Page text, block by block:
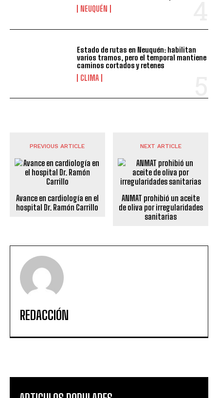
NEUQUÉN
Estado de rutas en Neuquén: habilitan
varios tramos, pero el temporal mantiene
caminos cortados y retenes
CLIMA
PREVIOUS ARTICLE
Avance en cardiología en el
hospital Dr. Ramón Carrillo
NEXT ARTICLE
ANMAT prohibió un aceite
de oliva por irregularidades
sanitarias
REDACCIÓN